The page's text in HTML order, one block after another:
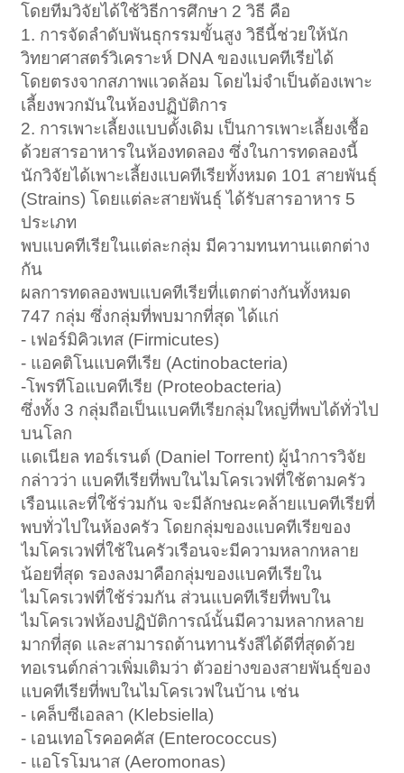
โดยทีมวิจัยได้ใช้วิธีการศึกษา 2 วิธี คือ
1. การจัดลำดับพันธุกรรมขั้นสูง วิธีนี้ช่วยให้นัก
วิทยาศาสตร์วิเคราะห์ DNA ของแบคทีเรียได้
โดยตรงจากสภาพแวดล้อม โดยไม่จำเป็นต้องเพาะ
เลี้ยงพวกมันในห้องปฏิบัติการ
2. การเพาะเลี้ยงแบบดั้งเดิม เป็นการเพาะเลี้ยงเชื้อ
ด้วยสารอาหารในห้องทดลอง ซึ่งในการทดลองนี้
นักวิจัยได้เพาะเลี้ยงแบคทีเรียทั้งหมด 101 สายพันธุ์
(Strains) โดยแต่ละสายพันธุ์ ได้รับสารอาหาร 5
ประเภท
พบแบคทีเรียในแต่ละกลุ่ม มีความทนทานแตกต่าง
กัน
ผลการทดลองพบแบคทีเรียที่แตกต่างกันทั้งหมด
747 กลุ่ม ซึ่งกลุ่มที่พบมากที่สุด ได้แก่
- เฟอร์มิคิวเทส (Firmicutes)
- แอคติโนแบคทีเรีย (Actinobacteria)
-โพรทีโอแบคทีเรีย (Proteobacteria)
ซึ่งทั้ง 3 กลุ่มถือเป็นแบคทีเรียกลุ่มใหญ่ที่พบได้ทั่วไป
บนโลก
แดเนียล ทอร์เรนต์ (Daniel Torrent) ผู้นำการวิจัย
กล่าวว่า แบคทีเรียที่พบในไมโครเวฟที่ใช้ตามครัว
เรือนและที่ใช้ร่วมกัน จะมีลักษณะคล้ายแบคทีเรียที่
พบทั่วไปในห้องครัว โดยกลุ่มของแบคทีเรียของ
ไมโครเวฟที่ใช้ในครัวเรือนจะมีความหลากหลาย
น้อยที่สุด รองลงมาคือกลุ่มของแบคทีเรียใน
ไมโครเวฟที่ใช้ร่วมกัน ส่วนแบคทีเรียที่พบใน
ไมโครเวฟห้องปฏิบัติการณ์นั้นมีความหลากหลาย
มากที่สุด และสามารถต้านทานรังสีได้ดีที่สุดด้วย
ทอเรนต์กล่าวเพิ่มเติมว่า ตัวอย่างของสายพันธุ์ของ
แบคทีเรียที่พบในไมโครเวฟในบ้าน เช่น
- เคล็บซีเอลลา (Klebsiella)
- เอนเทอโรคอคคัส (Enterococcus)
- แอโรโมนาส (Aeromonas)